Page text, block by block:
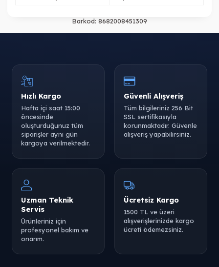
Barkod: 8682008451309
Hızlı Kargo
Hafta içi saat 15:00
öncesinde
oluşturduğunuz tüm
siparişler aynı gün
kargoya verilmektedir.
Güvenli Alışveriş
Tüm bilgileriniz 256 Bit
SSL sertifikasıyla
korunmaktadır. Güvenle
alışveriş yapabilirsiniz.
Uzman Teknik
Servis
Ürünleriniz için
profesyonel bakım ve
onarım.
Ücretsiz Kargo
1500 TL ve üzeri
alışverişlerinizde kargo
ücreti ödemezsiniz.